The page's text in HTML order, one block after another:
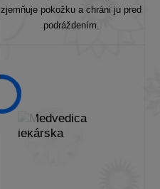
zjemňuje pokožku a chráni ju pred
podráždením.